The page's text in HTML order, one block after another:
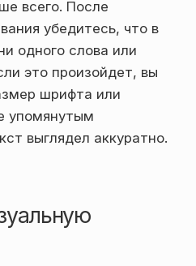
всего. После
убедитесь, что в
одного слова или
это произойдет, вы
шрифта или
упомянутым
выглядел аккуратно.